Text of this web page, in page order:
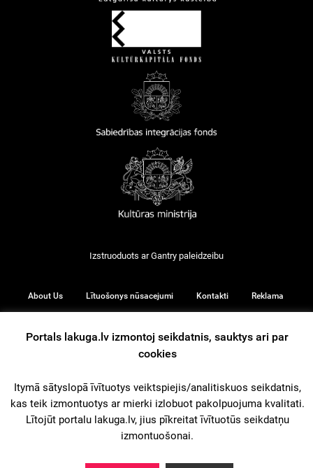
Izstruoduots arGantry paleidzeibu
About Us Lītuošonys nūsacejumi Kontakti Reklama
© 2026
iz augšu
Portals lakuga.lv izmontoj seikdatnis, sauktys ari par
cookies
Itymā sātyslopā īvītuotys veiktspiejis/analitiskuos seikdatnis,
kas teik izmontuotys ar mierki izlobuot pakolpuojuma kvalitati.
Lītojūt portalu lakuga.lv, jius pīkreitat īvītuotūs seikdatņu
izmontuošonai.